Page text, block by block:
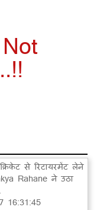
से रिटायरमेंट लेने
Rahane ने उठा
16:31:45